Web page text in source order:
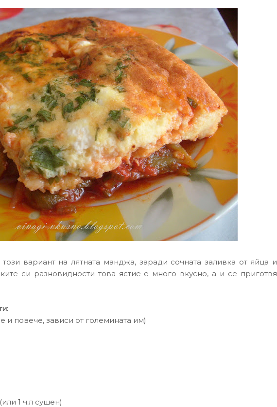
вариант на лятната манджа, заради сочната заливка от яйца и
си разновидности това ястие е много вкусно, а и се приготвя
и повече, зависи от големината им)
1 ч.л сушен)